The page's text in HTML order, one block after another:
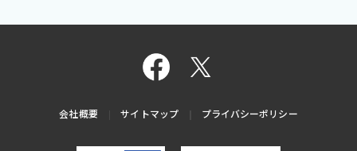
会社概要 サイトマップ プライバシーポリシー